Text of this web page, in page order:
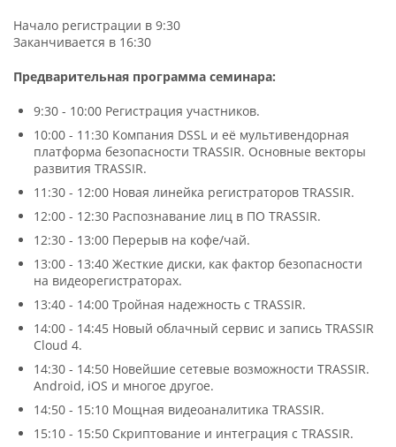
Начало регистрации в 9:30
Заканчивается в 16:30
Предварительная программа семинара:
9:30 - 10:00 Регистрация участников.
10:00 - 11:30 Компания DSSL и её мультивендорная
платформа безопасности TRASSIR. Основные векторы
развития TRASSIR.
11:30 - 12:00 Новая линейка регистраторов TRASSIR.
12:00 - 12:30 Распознавание лиц в ПО TRASSIR.
12:30 - 13:00 Перерыв на кофе/чай.
13:00 - 13:40 Жесткие диски, как фактор безопасности
на видеорегистраторах.
13:40 - 14:00 Тройная надежность с TRASSIR.
14:00 - 14:45 Новый облачный сервис и запись TRASSIR
Cloud 4.
14:30 - 14:50 Новейшие сетевые возможности TRASSIR.
Android, iOS и многое другое.
14:50 - 15:10 Мощная видеоаналитика TRASSIR.
15:10 - 15:50 Скриптование и интеграция с TRASSIR.